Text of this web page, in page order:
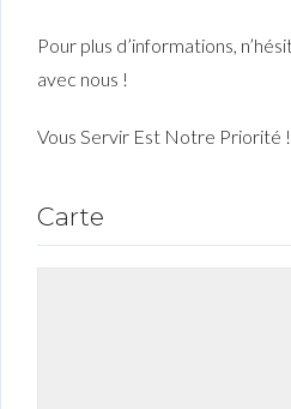
Pour plus d’informations,
avec nous !
Vous Servir Est Notre Priorité !
Carte